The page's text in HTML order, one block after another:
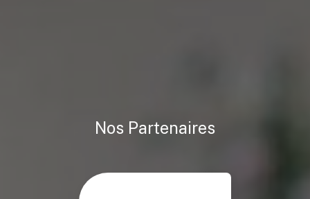
Nos Partenaires